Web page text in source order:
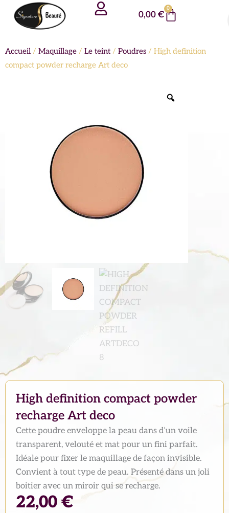
Aller
0,00€
0
Panier
Accueil / Maquillage / Le teint / Poudres / High definition
compact powder recharge Art deco
High definition compact powder
recharge Art deco
Cette poudre enveloppe la peau dans d’un voile
transparent, velouté et mat pour un fini parfait.
Idéale pour fixer le maquillage de façon invisible.
Convient à tout type de peau. Présenté dans un joli
boitier avec un miroir qui se recharge.
22,00 €
Panneau de gestion des cookies